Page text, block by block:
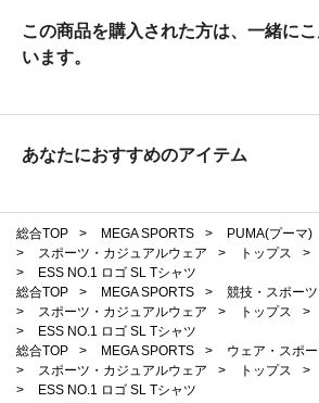
この商品を購入された方は、一緒に
います。
あなたにおすすめのアイテム
総合TOP > MEGA SPORTS >
PUMA(プーマ)
>
スポーツ・カジュアルウェア > トップス >
>
ESS NO.1 ロゴ SL Tシャツ
総合TOP
> MEGA SPORTS >
競技・スポーツ
>
スポーツ・カジュアルウェア > トップス >
>
ESS NO.1 ロゴ SL Tシャツ
総合TOP
> MEGA SPORTS >
ウェア・スポ
>
スポーツ・カジュアルウェア > トップス >
>
ESS NO.1 ロゴ SL Tシャツ